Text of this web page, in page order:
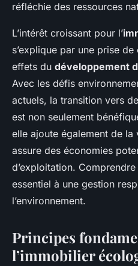
réfléchie des ressources
L’intérêt croissant pour l’
s’explique par une prise
effets du développement
Avec les défis
actuels, la transition vers
est non seulement
elle ajoute également de
assure des économies
d’exploitation.
essentiel à une gestion
l’environnement.
Principes
l’immobilier